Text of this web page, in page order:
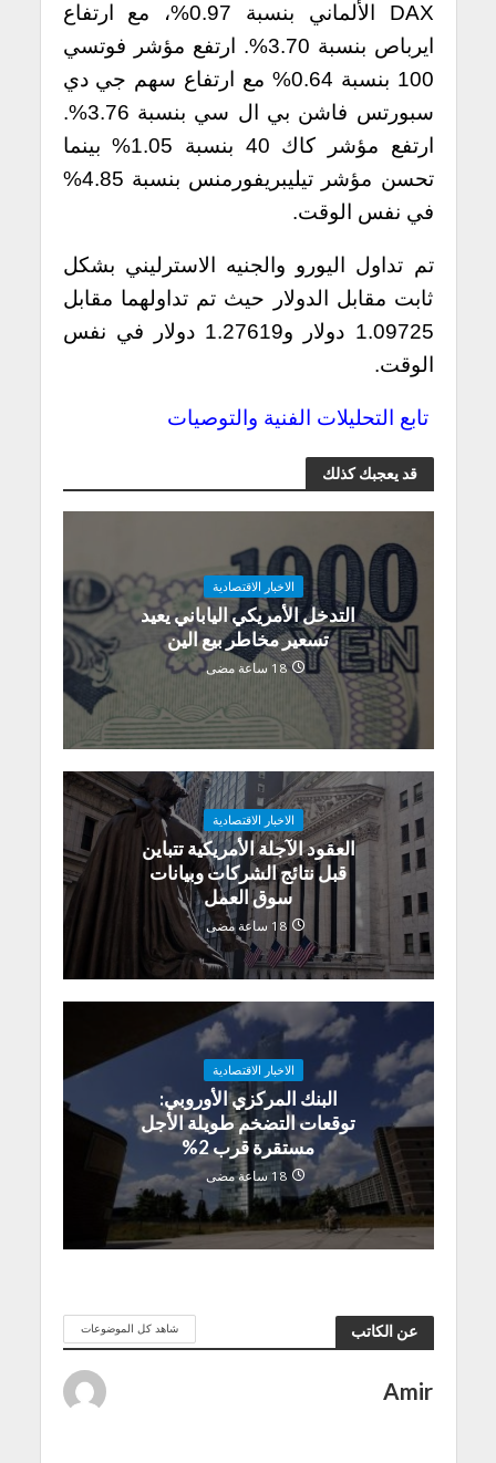
DAX الألماني بنسبة 0.97%، مع ارتفاع
ايرباص بنسبة 3.70%. ارتفع مؤشر فوتسي
100 بنسبة 0.64% مع ارتفاع سهم جي دي
سبورتس فاشن بي ال سي بنسبة 3.76%.
ارتفع مؤشر كاك 40 بنسبة 1.05% بينما
تحسن مؤشر تيليبريفورمنس بنسبة 4.85%
في نفس الوقت.
تم تداول اليورو والجنيه الاسترليني بشكل
ثابت مقابل الدولار حيث تم تداولهما مقابل
1.09725 دولار و1.27619 دولار في نفس
الوقت.
تابع التحليلات الفنية والتوصيات
قد يعجبك كذلك
الاخبار الاقتصادية
التدخل الأمريكي الياباني يعيد
تسعير مخاطر بيع الين
18 ساعة مضى
الاخبار الاقتصادية
العقود الآجلة الأمريكية تتباين
قبل نتائج الشركات وبيانات
سوق العمل
18 ساعة مضى
الاخبار الاقتصادية
البنك المركزي الأوروبي:
توقعات التضخم طويلة الأجل
مستقرة قرب 2%
18 ساعة مضى
عن الكاتب شاهد كل الموضوعات
Amir